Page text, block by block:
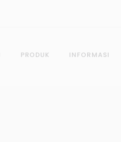
PRODUK INFORMASI